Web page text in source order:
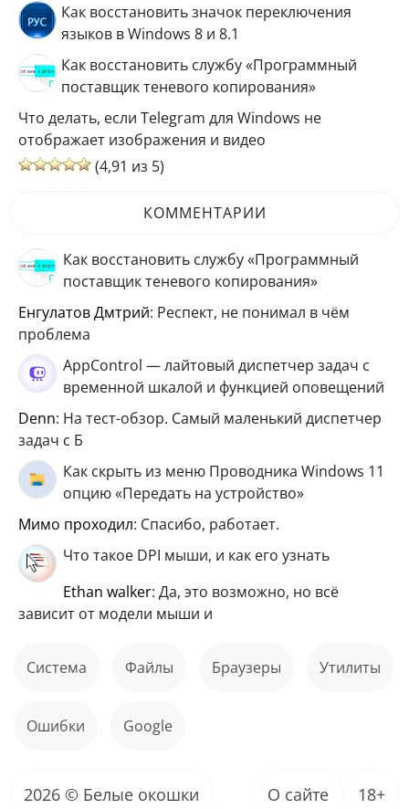
Как восстановить значок переключения
языков в Windows 8 и 8.1
Как восстановить службу «Программный
поставщик теневого копирования»
Что делать, если Telegram для Windows не
отображает изображения и видео
(4,91 из 5)
КОММЕНТАРИИ
Как восстановить службу «Программный
поставщик теневого копирования»
Енгулатов Дмтрий: Респект, не понимал в чём
проблема
AppControl — лайтовый диспетчер задач с
временной шкалой и функцией оповещений
Denn: На тест-обзор. Самый маленький диспетчер
задач с Б
Как скрыть из меню Проводника Windows 11
опцию «Передать на устройство»
мимо проходил: Спасибо, работает.
Что такое DPI мыши, и как его узнать
ethan walker: Да, это возможно, но всё
зависит от модели мыши и
Система файлы Браузеры Утилиты
ошибки Google
2026 © Белые окошки О сайте 18+